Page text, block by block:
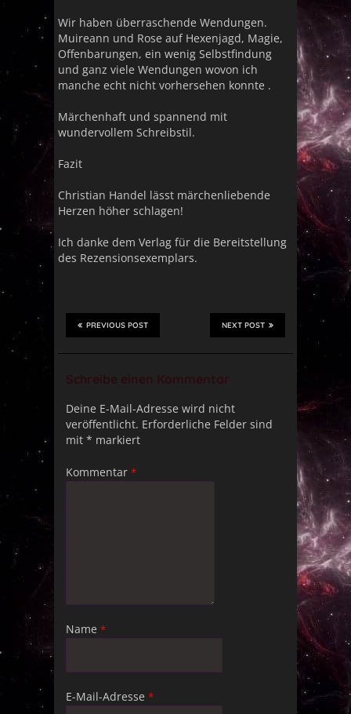
Wir haben überraschende Wendungen.
Muireann und Rose auf Hexenjagd, Magie,
Offenbarungen, ein wenig Selbstfindung
und ganz viele Wendungen wovon ich
manche echt nicht vorhersehen konnte .
Märchenhaft und spannend mit
wundervollem Schreibstil.
Fazit
Christian Handel lässt märchenliebende
Herzen höher schlagen!
Ich danke dem Verlag für die Bereitstellung
des Rezensionsexemplars.
NEXT POST
PREVIOUS POST
Deine E-Mail-Adresse wird nicht
veröffentlicht. Erforderliche Felder sind
mit * markiert
Kommentar *
Name *
E-Mail-Adresse *